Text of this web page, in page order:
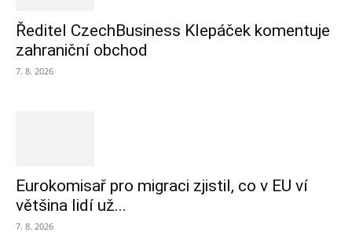
Ředitel CzechBusiness Klepáček komentuje
zahraniční obchod
7. 8. 2026
Eurokomisař pro migraci zjistil, co v EU ví
většina lidí už...
7. 8. 2026